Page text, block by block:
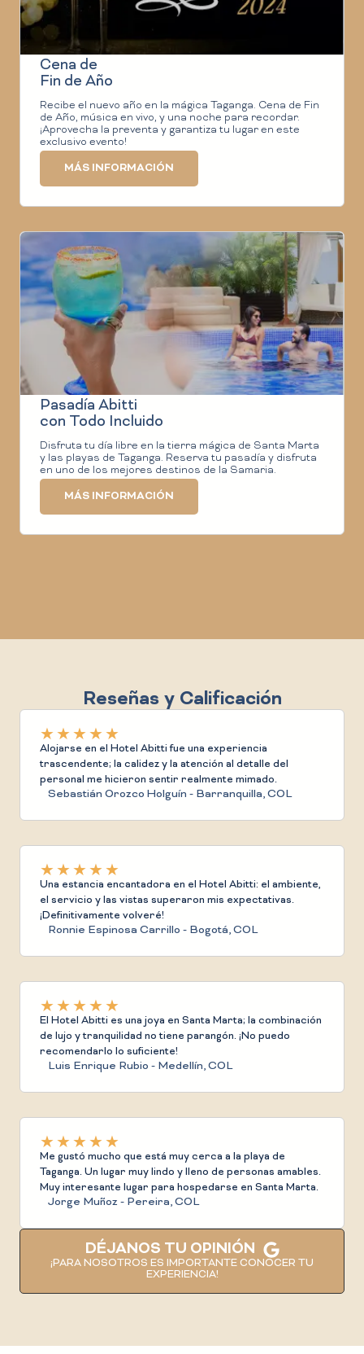
Cena de
Fin de Año
Recibe el nuevo año en la mágica Taganga. Cena de Fin
de Año, música en vivo, y una noche para recordar.
¡Aprovecha la preventa y garantiza tu lugar en este
exclusivo evento!
MÁS INFORMACIÓN
Pasadía Abitti
con Todo Incluido
Disfruta tu día libre en la tierra mágica de Santa Marta
y las playas de Taganga. Reserva tu pasadía y disfruta
en uno de los mejores destinos de la Samaria.
MÁS INFORMACIÓN
Reseñas y Calificación
★★★★★
Alojarse en el Hotel Abitti fue una experiencia
trascendente; la calidez y la atención al detalle del
personal me hicieron sentir realmente mimado.
Sebastián Orozco Holguín - Barranquilla, COL
★★★★★
Una estancia encantadora en el Hotel Abitti: el ambiente,
el servicio y las vistas superaron mis expectativas.
¡Definitivamente volveré!
Ronnie Espinosa Carrillo - Bogotá, COL
★★★★★
El Hotel Abitti es una joya en Santa Marta; la combinación
de lujo y tranquilidad no tiene parangón. ¡No puedo
recomendarlo lo suficiente!
Luis Enrique Rubio - Medellín, COL
★★★★★
Me gustó mucho que está muy cerca a la playa de
Taganga. Un lugar muy lindo y lleno de personas amables.
Muy interesante lugar para hospedarse en Santa Marta.
Jorge Muñoz - Pereira, COL
DÉJANOS TU OPINIÓN
¡PARA NOSOTROS ES IMPORTANTE CONOCER TU
EXPERIENCIA!